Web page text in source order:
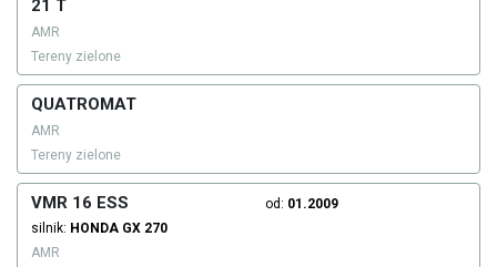
21 T
AMR
Tereny zielone
QUATROMAT
AMR
Tereny zielone
VMR 16 ESS od: 01.2009
silnik: HONDA GX 270
AMR